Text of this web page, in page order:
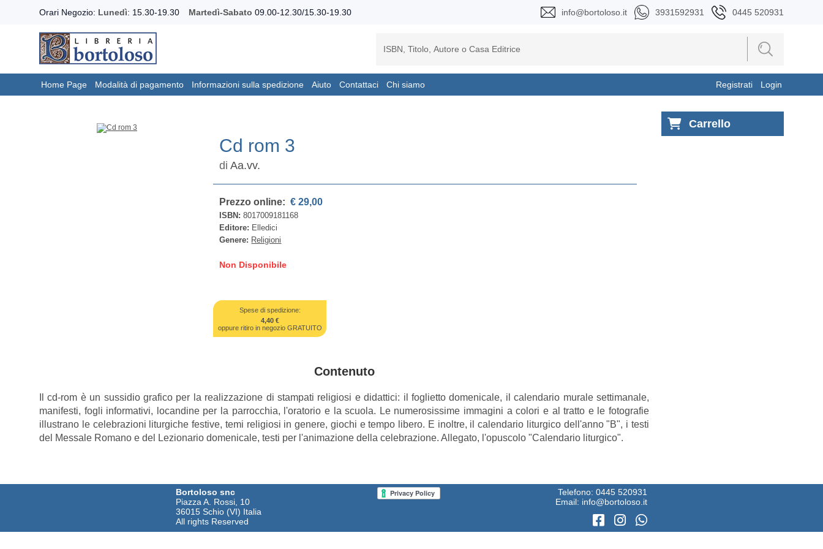
Orari Negozio: Lunedì: 15.30-19.30 Martedì-Sabato 09.00-12.30/15.30-19.30 info@bortoloso.it 3931592931 0445 520931
Home Page Modalità di pagamento Informazioni sulla spedizione Aiuto Contattaci Chi siamo Registrati Login
Cd rom 3
diAa.vv.
Prezzo online: € 29,00
ISBN:8017009181168
Editore: Elledici
Genere: Religioni
Non Disponibile
Spese di spedizione:
4,40 €
oppure ritiro in negozio GRATUITO
Contenuto
Il cd-rom è un sussidio grafico per la realizzazione di stampati religiosi e didattici: il foglietto domenicale, il calendario murale settimanale,
manifesti, fogli informativi, locandine per la parrocchia, l'oratorio e la scuola. Le numerosissime immagini a colori e al tratto e le fotografie
illustrano le celebrazioni liturgiche festive, temi religiosi in genere, giochi e tempo libero. E inoltre, il calendario liturgico dell'anno "B", i testi
del Messale Romano e del Lezionario domenicale, testi per l'animazione della celebrazione. Allegato, l'opuscolo "Calendario liturgico".
Carrello
Bortoloso snc
Piazza A. Rossi, 10
36015 Schio (VI) Italia
All rights Reserved
Telefono: 0445 520931
Email: info@bortoloso.it